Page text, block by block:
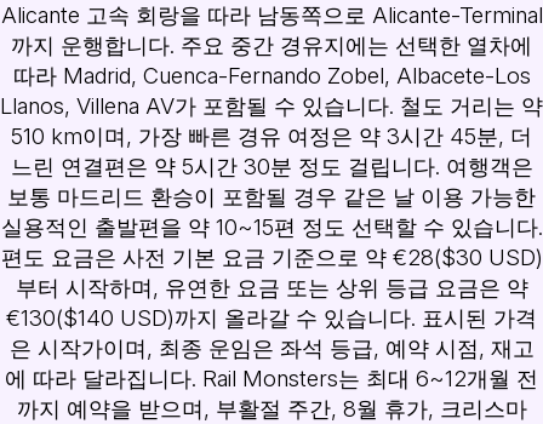
Alicante 고속 회랑을 따라 남동쪽으로 Alicante-Terminal
까지 운행합니다. 주요 중간 경유지에는 선택한 열차에
따라 Madrid, Cuenca-Fernando Zobel, Albacete-Los
Llanos, Villena AV가 포함될 수 있습니다. 철도 거리는 약
510 km이며, 가장 빠른 경유 여정은 약 3시간 45분, 더
느린 연결편은 약 5시간 30분 정도 걸립니다. 여행객은
보통 마드리드 환승이 포함될 경우 같은 날 이용 가능한
실용적인 출발편을 약 10~15편 정도 선택할 수 있습니다.
편도 요금은 사전 기본 요금 기준으로 약 €28($30 USD)
부터 시작하며, 유연한 요금 또는 상위 등급 요금은 약
€130($140 USD)까지 올라갈 수 있습니다. 표시된 가격
은 시작가이며, 최종 운임은 좌석 등급, 예약 시점, 재고
에 따라 달라집니다. Rail Monsters는 최대 6~12개월 전
까지 예약을 받으며, 부활절 주간, 8월 휴가, 크리스마